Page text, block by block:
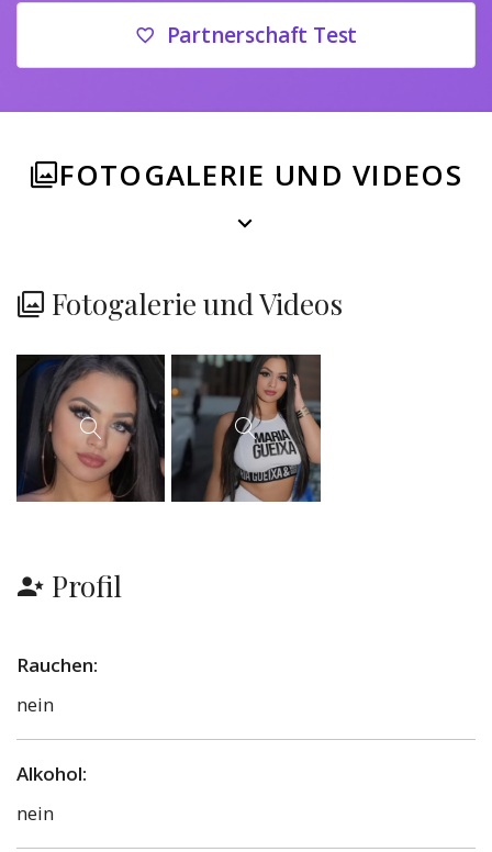
Partnerschaft Test
FOTOGALERIE UND VIDEOS
Fotogalerie und Videos
Profil
Rauchen:
nein
Alkohol:
nein